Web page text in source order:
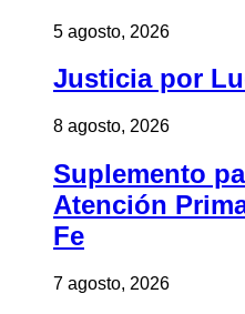
5 agosto, 2026
Justicia por
8 agosto, 2026
Suplemento
Atención
Fe
7 agosto, 2026